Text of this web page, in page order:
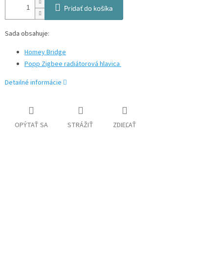
Pridať do košíka
Sada obsahuje:
Homey Bridge
Popp Zigbee radiátorová hlavica
Detailné informácie
OPÝTAŤ SA STRÁŽIŤ ZDIEĽAŤ